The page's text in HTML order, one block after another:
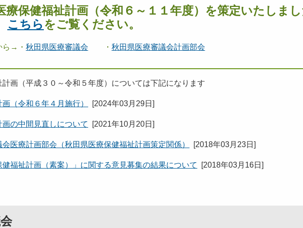
療保健福祉計画（令和６～１１年度）を策定いたしま
こちらをご覧ください。
ら→・ 秋田県医療審議会 ・ 秋田県医療審議会計画部会
画（平成３０～令和５年度）については下記になります
（令和６年４月施行） [2024年03月29日 ]
の中間見直しについて [2021年10月20日 ]
医療計画部会（秋田県医療保健福祉計画策定関係） [2018年03月23日 ]
健福祉計画（素案）」に関する意見募集の結果について [2018年03月16日 ]